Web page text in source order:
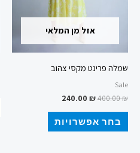
אזל מן המלאי
שמלה פרינט מקסי צהוב
Sale
400.00₪
240.00 ₪
בחר אפשרויות
האפשרויות
בעמוד
המוצר